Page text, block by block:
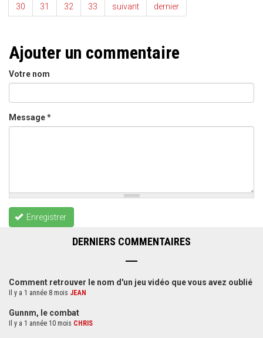
30 31 32 33 suivant dernier
Ajouter un commentaire
Votre nom
Message*
Enregistrer
DERNIERS COMMENTAIRES
Comment retrouver le nom d'un jeu vidéo que vous avez oublié
Il y a 1 année 8 mois JEAN
Gunnm, le combat
Il y a 1 année 10 mois CHRIS